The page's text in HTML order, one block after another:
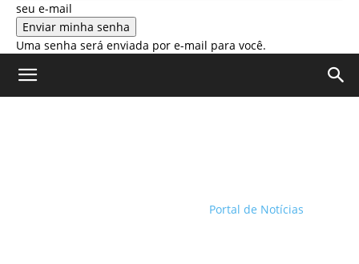
seu e-mail
Uma senha será enviada por e-mail para você.
Portal de Notícias